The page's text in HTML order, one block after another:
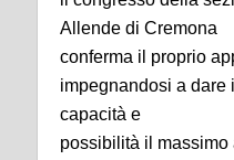
Allende di Cremona
conferma il proprio
impegnandosi a dare
capacità e
possibilità il